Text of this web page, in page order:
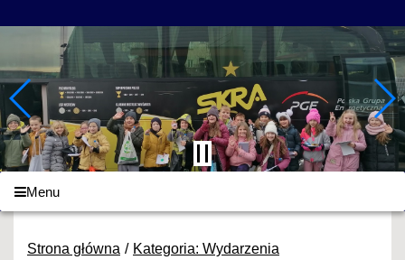
Menu
Strona główna
Kategoria: Wydarzenia